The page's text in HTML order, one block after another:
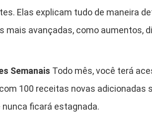
Elas explicam tudo de maneira
mais avançadas, como aumentos,
Semanais Todo mês, você terá
100 receitas novas adicionadas
ficará estagnada.